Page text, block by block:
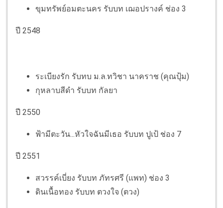
ขุมทรัพย์อมตะนคร รับบท เฌอปรางค์ ช่อง 3
ปี 2548
ระเบียงรัก รับทบ ม.ล.ทวิชา นาคราช (คุณปุ้ม)
กุหลาบสีดำ รับบท กัลยา
ปี 2550
ฟ้ามีตะวัน...หัวใจฉันมีเธอ รับบท ปูเป้ ช่อง 7
ปี 2551
สวรรค์เบี่ยง รับบท ภัทรศรี (แพท) ช่อง 3
ดินเนื้อทอง รับบท ตวงใจ (ตวง)